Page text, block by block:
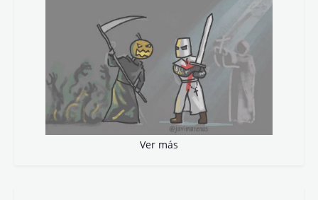
Ver más